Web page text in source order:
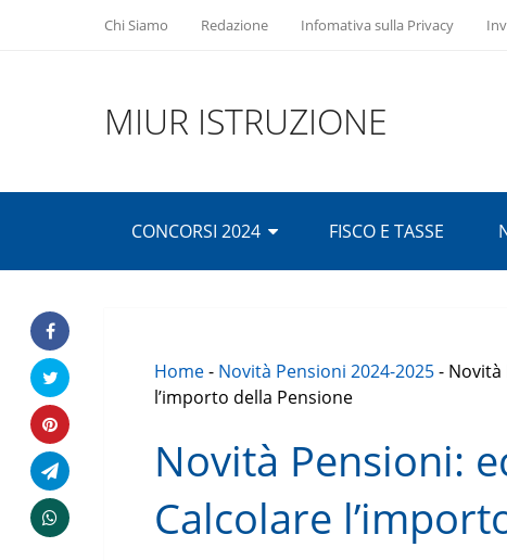
Chi Siamo Redazione Infomativa sulla Privacy
MIUR ISTRUZIONE
CONCORSI 2024 FISCO E TASSE
Home- Novità Pensioni 2024-2025- Novità
l’importo della Pensione
Novità Pensioni:
Calcolare